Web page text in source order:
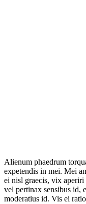
Alienum phaedrum
expetendis in mei. Mei
ei nisl graecis, vix
vel pertinax sensibus id,
moderatius id. Vis ei